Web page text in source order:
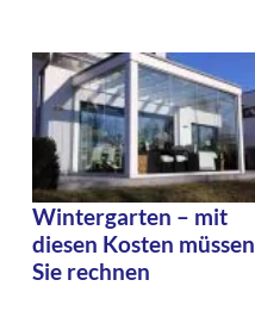
Wintergarten – mit
diesen Kosten müssen
Sie rechnen